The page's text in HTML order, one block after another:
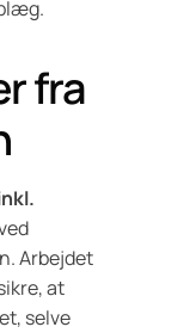
fra
Arbejdet
at
selve